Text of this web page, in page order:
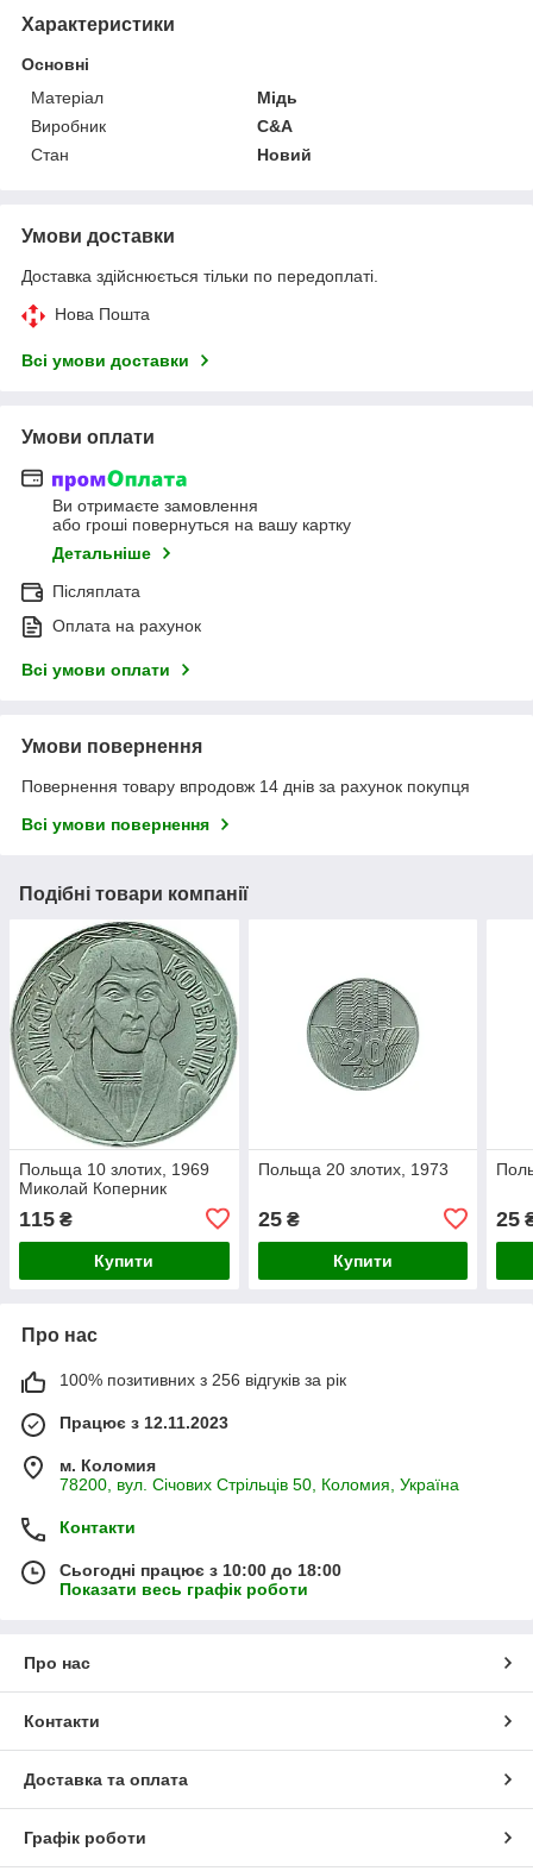
Характеристики
Основні
Матеріал
Мідь
Виробник
C&A
Стан
Новий
Умови доставки
Доставка здійснюється тільки по передоплаті.
Нова Пошта
Всі умови доставки
Умови оплати
Ви отримаєте замовлення
або гроші повернуться на вашу картку
Детальніше
Післяплата
Оплата на рахунок
Всі умови оплати
Умови повернення
Повернення товару впродовж 14 днів за рахунок покупця
Всі умови повернення
Подібні товари компанії
Польща 10 злотих, 1969
Миколай Коперник
115 ₴
Купити
Польща 20 злотих, 1973
25₴
Купити
25
Про нас
100% позитивних з 256 відгуків за рік
Працює з 12.11.2023
м. Коломия
78200, вул. Січових Стрільців 50, Коломия, Україна
Контакти
Сьогодні працює з 10:00 до 18:00
Показати весь графік роботи
Про нас
Контакти
Доставка та оплата
Графік роботи